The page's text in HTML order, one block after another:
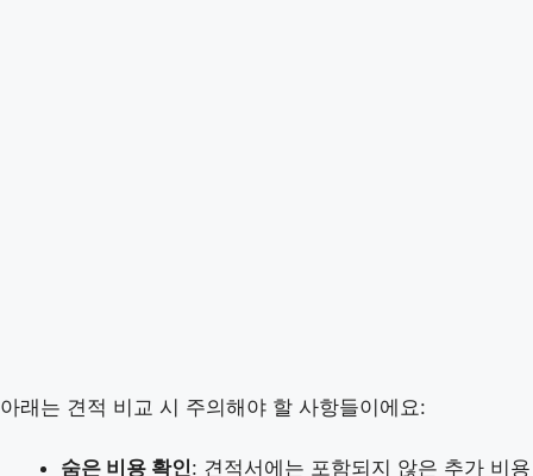
아래는 견적 비교 시 주의해야 할 사항들이에요:
숨은 비용 확인: 견적서에는 포함되지 않은 추가 비용